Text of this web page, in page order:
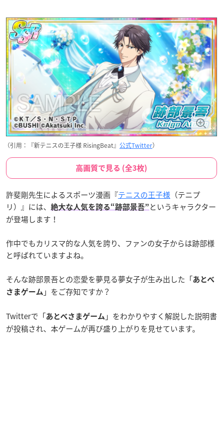
（引用：『新テニスの王子様 RisingBeat』 公式Twitter）
高画質で見る (全3枚)
許斐剛先生によるスポーツ漫画『テニスの王子様 （テニプ
リ）』には、
絶大な人気を誇る“跡部景吾” というキャラクター
が登場します！
作中でもカリスマ的な人気を誇り、ファンの女子からは跡部様
と呼ばれていますよね。
そんな跡部景吾との恋愛を夢見る夢女子が生み出した「あとべ
さまゲーム 」をご存知ですか？
Twitterで「あとべさまゲーム 」をわかりやすく解説した説明書
が投稿され、本ゲームが再び盛り上がりを見せています。